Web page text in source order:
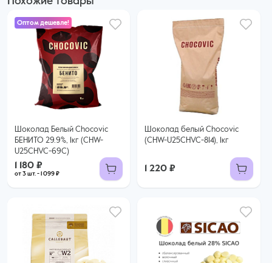
Оптом дешевле!
Шоколад Белый Chocovic
БЕНИТО 29.9%, 1кг (CHW-
U25CHVC-69C)
1 180 ₽
от 3 шт. - 1 099 ₽
1 180 ₽
1 099 ₽ за шт. при заказе от 3 шт.
Купить оптом
Шоколад белый Chocovic
(CHW-U25CHVC-814), 1кг
1 220 ₽